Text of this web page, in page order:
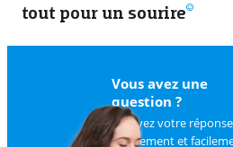
tout pour un sourire
Vous avez une
question ?
Trouvez votre réponse
rapidement et